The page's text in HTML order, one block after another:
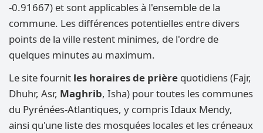
-0.91667) et sont applicables à l'ensemble de la
commune. Les différences potentielles entre divers
points de la ville restent minimes, de l'ordre de
quelques minutes au maximum.
Le site fournit les horaires de prière quotidiens (Fajr,
Dhuhr, Asr, Maghrib, Isha) pour toutes les communes
du Pyrénées-Atlantiques, y compris Idaux Mendy,
ainsi qu'une liste des mosquées locales et les créneaux